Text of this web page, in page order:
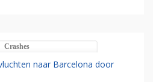
Crashes
naar Barcelona door